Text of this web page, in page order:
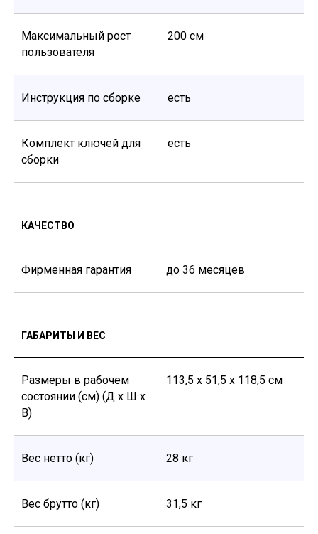
Максимальный рост
пользователя
200 см
Инструкция по сборке есть
Комплект ключей для
сборки
есть
КАЧЕСТВО
Фирменная гарантия до 36 месяцев
ГАБАРИТЫ И ВЕС
Размеры в рабочем
состоянии (см) (Д х Ш х
В)
113,5 х 51,5 х 118,5 см
Вес нетто (кг) 28 кг
Вес брутто (кг) 31,5 кг